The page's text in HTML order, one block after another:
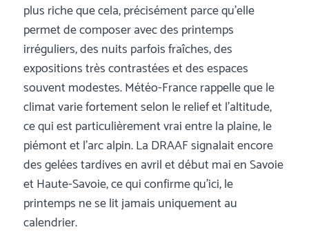
plus riche que cela, précisément parce qu’elle
permet de composer avec des printemps
irréguliers, des nuits parfois fraîches, des
expositions très contrastées et des espaces
souvent modestes. Météo-France rappelle que le
climat varie fortement selon le relief et l’altitude,
ce qui est particulièrement vrai entre la plaine, le
piémont et l’arc alpin. La DRAAF signalait encore
des gelées tardives en avril et début mai en Savoie
et Haute-Savoie, ce qui confirme qu’ici, le
printemps ne se lit jamais uniquement au
calendrier.